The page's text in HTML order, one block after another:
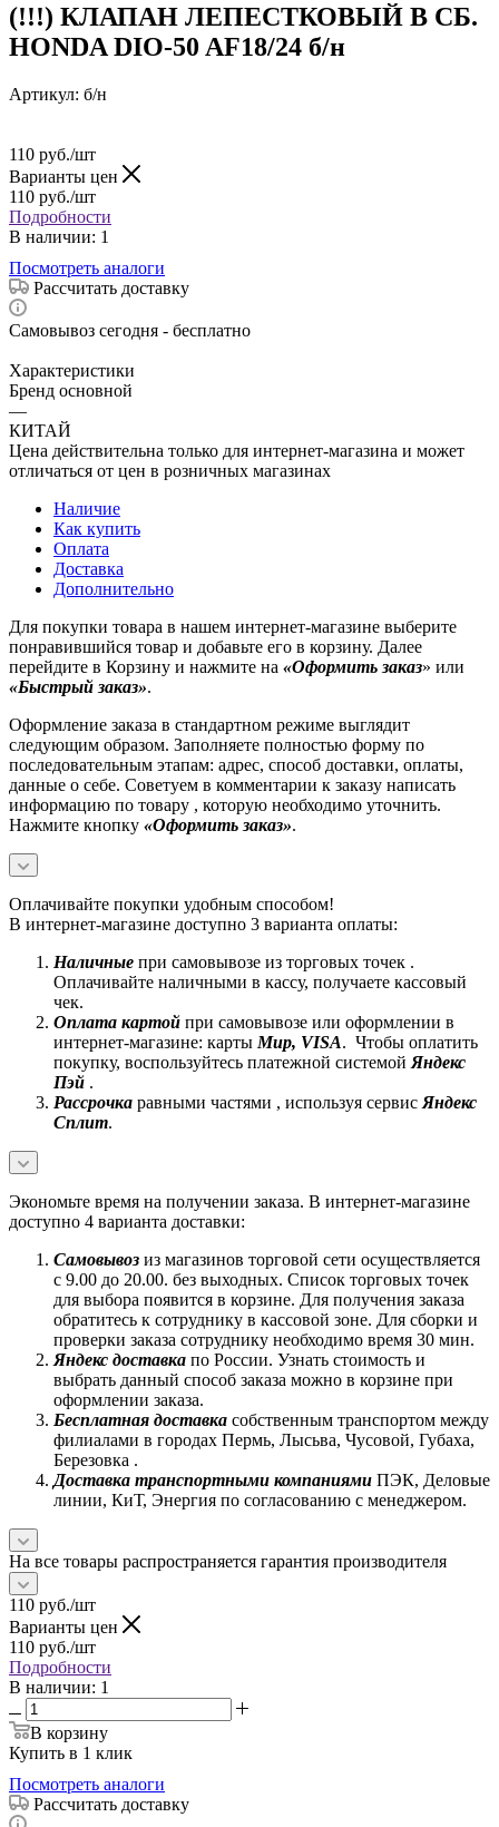
(!!!) КЛАПАН ЛЕПЕСТКОВЫЙ В СБ.
HONDA DIO-50 AF18/24 б/н
Артикул: б/н
110 руб./шт
Варианты цен
110 руб./шт
Подробности
В наличии: 1
Посмотреть аналоги
Рассчитать доставку
Самовывоз сегодня - бесплатно
Характеристики
Бренд основной
—
КИТАЙ
Цена действительна только для интернет-магазина и может
отличаться от цен в розничных магазинах
Наличие
Как купить
Оплата
Доставка
Дополнительно
Для покупки товара в нашем интернет-магазине выберите
понравившийся товар и добавьте его в корзину. Далее
перейдите в Корзину и нажмите на «Оформить заказ» или
«Быстрый заказ».
Оформление заказа в стандартном режиме выглядит
следующим образом. Заполняете полностью форму по
последовательным этапам: адрес, способ доставки, оплаты,
данные о себе. Советуем в комментарии к заказу написать
информацию по товару , которую необходимо уточнить.
Нажмите кнопку «Оформить заказ».
Оплачивайте покупки удобным способом!
В интернет-магазине доступно 3 варианта оплаты:
Наличные при самовывозе из торговых точек .
Оплачивайте наличными в кассу, получаете кассовый
чек.
Оплата картой при самовывозе или оформлении в
интернет-магазине: карты Mир, VISA. Чтобы оплатить
покупку, воспользуйтесь платежной системой Яндекс
Пэй .
Рассрочка равными частями , используя сервис Яндекс
Сплит.
Экономьте время на получении заказа. В интернет-магазине
доступно 4 варианта доставки:
Самовывоз из магазинов торговой сети осуществляется
с 9.00 до 20.00. без выходных. Список торговых точек
для выбора появится в корзине. Для получения заказа
обратитесь к сотруднику в кассовой зоне. Для сборки и
проверки заказа сотруднику необходимо время 30 мин.
Яндекс доставка по России. Узнать стоимость и
выбрать данный способ заказа можно в корзине при
оформлении заказа.
Бесплатная доставка собственным транспортом между
филиалами в городах Пермь, Лысьва, Чусовой, Губаха,
Березовка .
Доставка транспортными компаниями ПЭК, Деловые
линии, КиТ, Энергия по согласованию с менеджером.
На все товары распространяется гарантия производителя
110 руб./шт
Варианты цен
110 руб./шт
Подробности
В наличии: 1
В корзину
Купить в 1 клик
Посмотреть аналоги
Рассчитать доставку